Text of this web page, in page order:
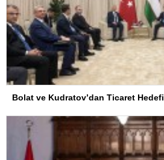
Bolat ve Kudratov’dan Ticaret Hedefi